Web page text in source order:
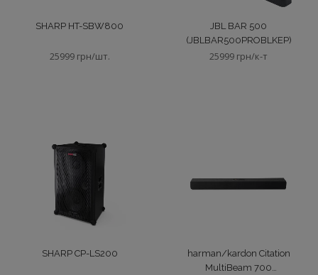
SHARP HT-SBW800
25999 грн/шт.
JBL BAR 500
(JBLBAR500PROBLKEP)
25999 грн/к-т
SHARP CP-LS200
harman/kardon Citation
MultiBeam 700